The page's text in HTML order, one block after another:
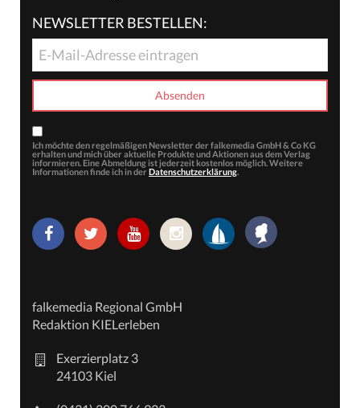
NEWSLETTER BESTELLEN:
Ich möchte den regelmäßigen Newsletter der falkemedia GmbH & Co KG
erhalten und mich über aktuelle Produkte und Aktionen aus dem Verlag
informieren. Eine Abmeldung ist jederzeit kostenlos möglich. Weitere
Informationen finde ich in der Datenschutzerklärung.
falkemedia Regional GmbH
Redaktion KIELerleben
Exerzierplatz 3
24103 Kiel